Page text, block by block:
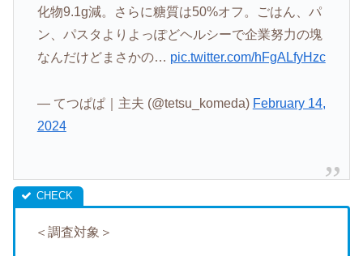
化物9.1g減。さらに糖質は50%オフ。ごはん、パ
ン、パスタよりよっぽどヘルシーで企業努力の塊
なんだけどまさかの… pic.twitter.com/hFgALfyHzc
— てつぱぱ｜主夫 (@tetsu_komeda) February 14,
2024
＜調査対象＞